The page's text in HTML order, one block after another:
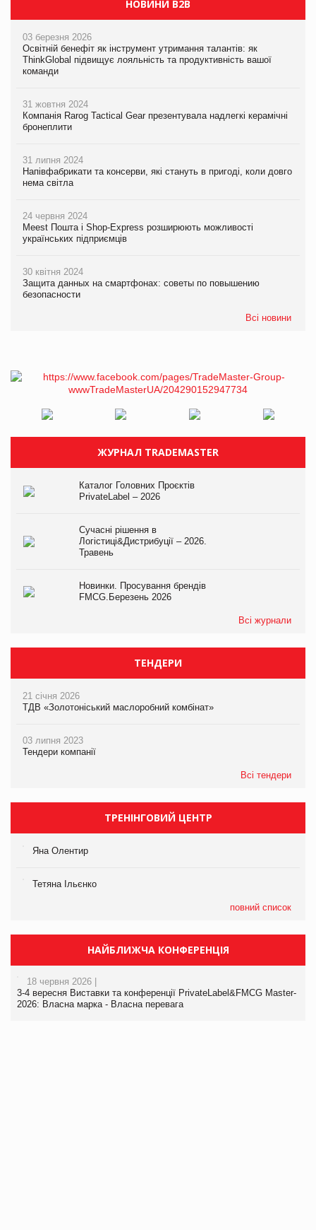
НОВИНИ B2B
03 березня 2026
Освітній бенефіт як інструмент утримання талантів: як
ThinkGlobal підвищує лояльність та продуктивність вашої
команди
31 жовтня 2024
Компанія Rarog Tactical Gear презентувала надлегкі керамічні
бронеплити
31 липня 2024
Напівфабрикати та консерви, які стануть в пригоді, коли довго
нема світла
24 червня 2024
Meest Пошта і Shop-Express розширюють можливості
українських підприємців
30 квітня 2024
Защита данных на смартфонах: советы по повышению
безопасности
Всі новини
ЖУРНАЛ TRADEMASTER
Каталог Головних Проєктів
PrivateLabel – 2026
Сучасні рішення в
Логістиці&Дистрибуції – 2026.
Травень
Новинки. Просування брендів
FMCG.Березень 2026
Всі журнали
ТЕНДЕРИ
21 січня 2026
ТДВ «Золотоніський маслоробний комбінат»
03 липня 2023
Тендери компанії
Всі тендери
ТРЕНІНГОВИЙ ЦЕНТР
Яна Олентир
Тетяна Ільєнко
повний список
НАЙБЛИЖЧА КОНФЕРЕНЦІЯ
18 червня 2026 |
3-4 вересня Виставки та конференції PrivateLabel&FMCG Master-
2026: Власна марка - Власна перевага